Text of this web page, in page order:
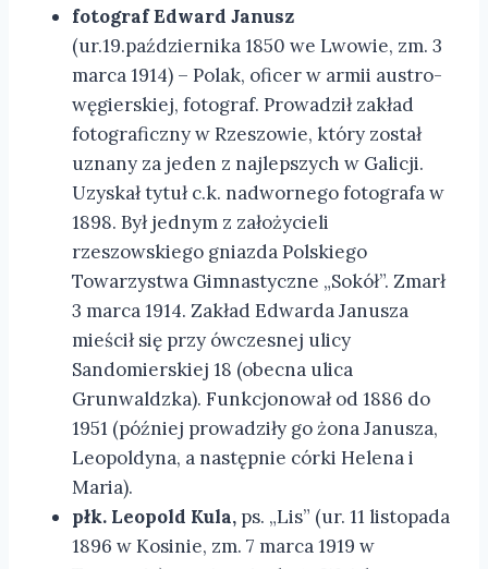
fotograf Edward Janusz
(ur.19.października 1850 we Lwowie, zm. 3
marca 1914) – Polak, oficer w armii austro-
węgierskiej, fotograf. Prowadził zakład
fotograficzny w Rzeszowie, który został
uznany za jeden z najlepszych w Galicji.
Uzyskał tytuł c.k. nadwornego fotografa w
1898. Był jednym z założycieli
rzeszowskiego gniazda Polskiego
Towarzystwa Gimnastyczne „Sokół”. Zmarł
3 marca 1914. Zakład Edwarda Janusza
mieścił się przy ówczesnej ulicy
Sandomierskiej 18 (obecna ulica
Grunwaldzka). Funkcjonował od 1886 do
1951 (później prowadziły go żona Janusza,
Leopoldyna, a następnie córki Helena i
Maria).
płk. Leopold Kula, ps. „Lis” (ur. 11 listopada
1896 w Kosinie, zm. 7 marca 1919 w